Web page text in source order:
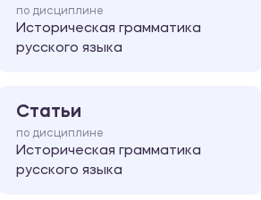
по дисциплине
Историческая грамматика
русского языка
Статьи
по дисциплине
Историческая грамматика
русского языка